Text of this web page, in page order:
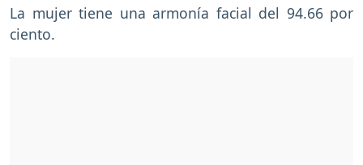
La mujer tiene una armonía facial del 94.66 por
ciento.